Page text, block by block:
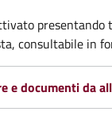
consultabile in
e documenti da